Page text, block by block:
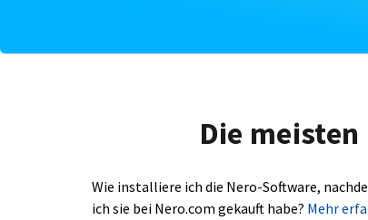
Die
Wie installiere ich die Nero-Software,
ich sie bei Nero.com gekauft habe? Mehr